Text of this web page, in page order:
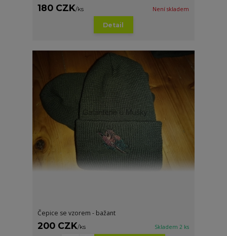
180 CZK/ks Není skladem
Detail
Čepice se vzorem - bažant
200 CZK/ks Skladem 2 ks